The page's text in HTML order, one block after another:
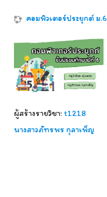
คอมพิวเตอร์ประยุกต์ ม.6
ผู้สร้างรายวิชา:t1218
นางสาวภัทรพร กุลาเพ็ญ